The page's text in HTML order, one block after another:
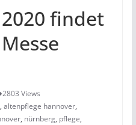
findet
2803 Views
, altenpflege hannover,
, nürnberg, pflege,